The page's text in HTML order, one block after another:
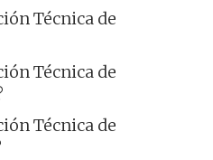
Técnica de
Técnica de
Técnica de